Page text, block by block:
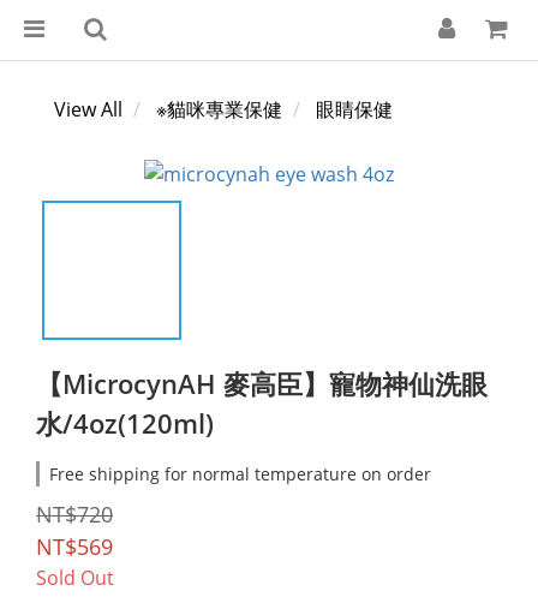
View All ※貓咪專業保健 眼睛保健
【MicrocynAH 麥高臣】寵物神仙洗眼
水/4oz(120ml)
Free shipping for normal temperature on order
NT$720
NT$569
Sold Out